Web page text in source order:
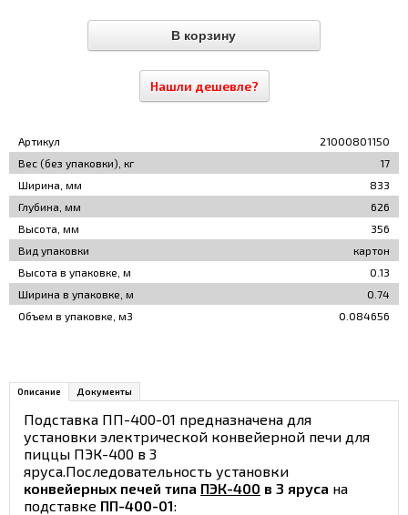
Нашли дешевле?
Артикул
21000801150
Вес (без упаковки), кг
17
Ширина, мм
833
Глубина, мм
626
Высота, мм
356
Вид упаковки
картон
Высота в упаковке, м
0.13
Ширина в упаковке, м
0.74
Объем в упаковке, м3
0.084656
Описание Документы
Подставка ПП-400-01 предназначена для
установки электрической конвейерной печи для
пиццы ПЭК-400 в 3
яруса.Последовательность установки
конвейерных печей типа ПЭК-400 в 3 яруса на
подставке ПП-400-01: